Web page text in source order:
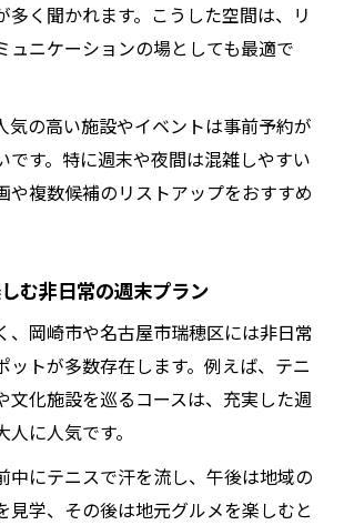
冒険心を刺激する散策コース提案
あふれるテニス散歩の魅力とは
巡る大人のワクワク週末プラン
ず楽しめる大人の遊び場とは
満喫できるテニス関連遊び場特集
けずに充実するテニスの過ごし方
代におすすめの節約テニス体験術
多く聞かれます。こうした空間は、リ
ュニケーションの場としても最適で
気の高い施設やイベントは事前予約が
です。特に週末や夜間は混雑しやすい
や複数候補のリストアップをおすすめ
む非日常の週末プラン
、岡崎市や名古屋市瑞穂区には非日常
ットが多数存在します。例えば、テニ
文化施設を巡るコースは、充実した週
に人気です。
中にテニスで汗を流し、午後は地域の
見学、その後は地元グルメを楽しむと